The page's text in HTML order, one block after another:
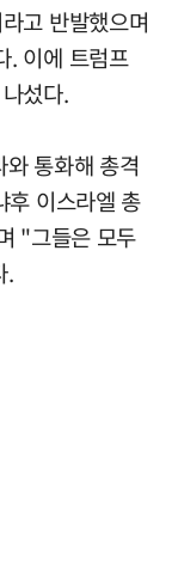
고 반발했으며
. 이에 트럼프
섰다.
통화해 총격
후 이스라엘 총
"그들은 모두
.